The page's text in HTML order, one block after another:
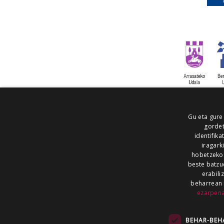
ALEA
Gu eta
hobetzeko.
beste
BEHAR-